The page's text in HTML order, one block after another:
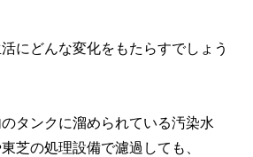
にどんな変化をもたらすでしょう
タンクに溜められている汚染水
芝の処理設備で濾過しても、